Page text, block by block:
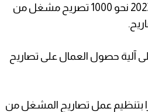
17. صدر خلال شهر يوليو 2023 نحو 1000 تصريح مشغل من
آلية حصول العمال على تصاريح
بتنظيم عمل تصاريح المشغل من